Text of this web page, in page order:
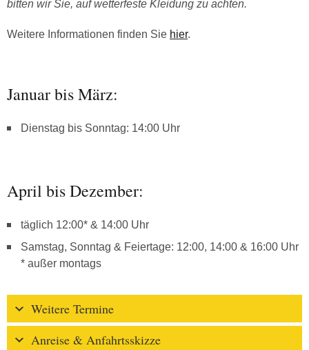
bitten wir Sie, auf wetterfeste Kleidung zu achten.
Weitere Informationen finden Sie hier.
Januar bis März:
Dienstag bis Sonntag: 14:00 Uhr
April bis Dezember:
täglich 12:00* & 14:00 Uhr
Samstag, Sonntag & Feiertage: 12:00, 14:00 & 16:00 Uhr
* außer montags
Weitere Termine
Anreise & Anfahrtsskizze